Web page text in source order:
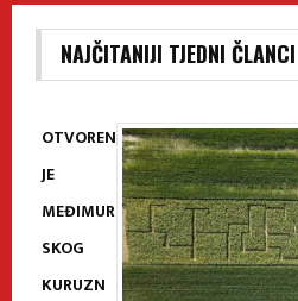
NAJČITANIJI TJEDNI ČLANCI
OTVOREN
JE
MEĐIMUR
SKOG
KURUZN